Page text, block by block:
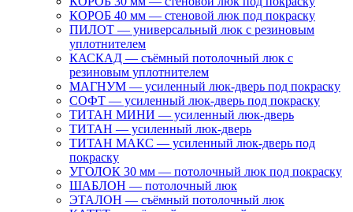
КОРОБ 40 мм — стеновой люк под покраску
ПИЛОТ — универсальный люк с резиновым
уплотнителем
КАСКАД — съёмный потолочный люк с
резиновым уплотнителем
МАГНУМ — усиленный люк-дверь под покраску
СОФТ — усиленный люк-дверь под покраску
ТИТАН МИНИ — усиленный люк-дверь
ТИТАН — усиленный люк-дверь
ТИТАН МАКС — усиленный люк-дверь под
покраску
УГОЛОК 30 мм — потолочный люк под покраску
ШАБЛОН — потолочный люк
ЭТАЛОН — съёмный потолочный люк